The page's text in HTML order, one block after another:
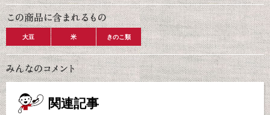
大豆 米 きのこ類
関連記事